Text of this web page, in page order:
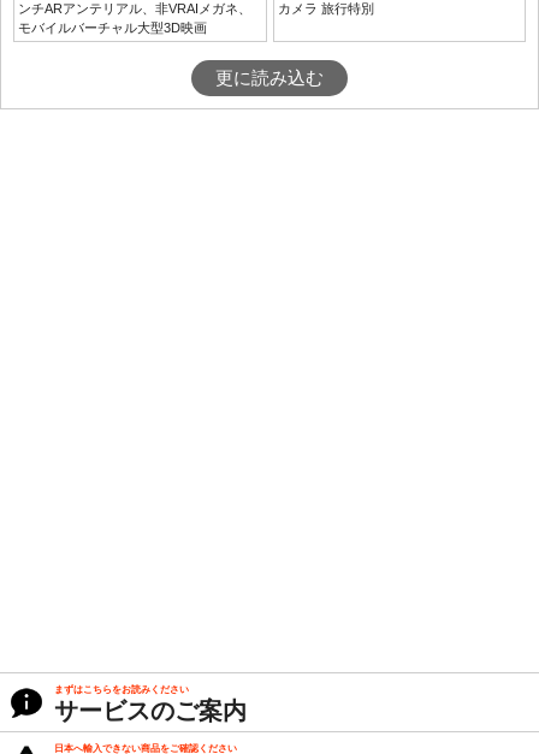
ンチARアンテリアル、非VRAIメガネ、
モバイルバーチャル大型3D映画
カメラ 旅行特別
更に読み込む
まずはこちらをお読みください
サービスのご案内
日本へ輸入できない商品をご確認ください